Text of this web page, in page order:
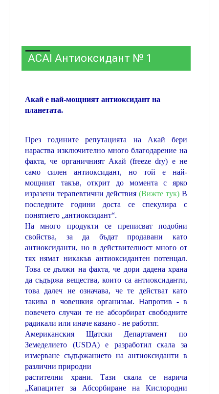
ACAI Антиоксидант № 1
Акай е най-мощният антиоксидант на
планетата.
През годините репутацията на Акай бери
нараства изключително много благодарение на
факта, че органичниятАкай(freeze dry) e не
само силен антиоксидант,
но той е най-
мощният такъв, открит до момента с ярко
изразени терапевтични действия(Вижте тук) В
последните години доста се спекулира с
понятието „антиоксидант“.
На много продукти се преписват подобни
свойства, за да бъдат продавани като
антиоксиданти, но в действителност много от
тях нямат никакъв антиоксидантен потенцал.
Това се дължи на факта, че дори дадена храна
да съдържа вещества, които са антиоксиданти,
това далеч не означава, че те действат като
такива в човешкия организъм. Напротив - в
повечето случаи те не абсорбират свободните
радикали или иначе казано - не работят.
Американския Щатски Департамент по
Земеделието (USDA) е разработил скала за
измерване съдържанието на антиоксиданти в
различни природни
растителни храни. Тази скала се нарича
„Капацитет за Абсорбиране на Кислородни